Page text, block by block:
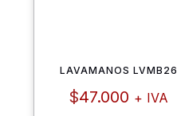
LAVAMANOS LVMB26
$47.000 + IVA